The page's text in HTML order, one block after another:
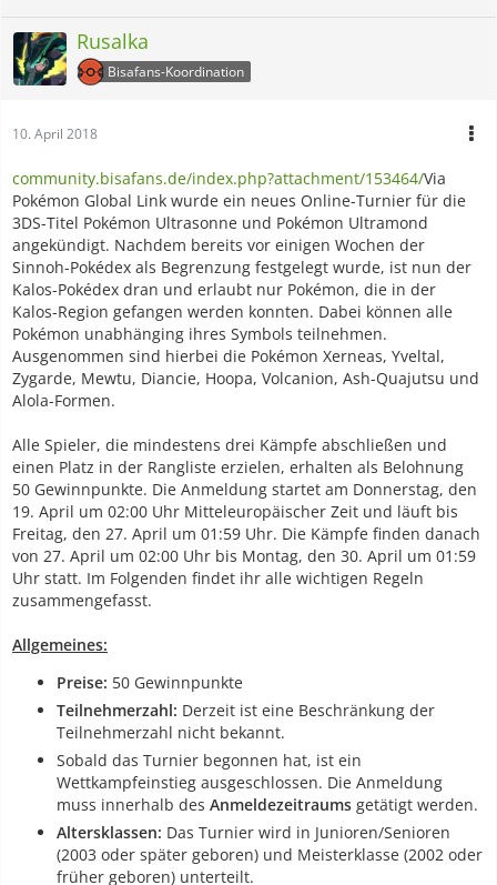
Rusalka
Bisafans-Koordination
10. April 2018
community.bisafans.de/index.php?attachment/153464/Via
Pokémon Global Link wurde ein neues Online-Turnier für die
3DS-Titel Pokémon Ultrasonne und Pokémon Ultramond
angekündigt. Nachdem bereits vor einigen Wochen der
Sinnoh-Pokédex als Begrenzung festgelegt wurde, ist nun der
Kalos-Pokédex dran und erlaubt nur Pokémon, die in der
Kalos-Region gefangen werden konnten. Dabei können alle
Pokémon unabhänging ihres Symbols teilnehmen.
Ausgenommen sind hierbei die Pokémon Xerneas, Yveltal,
Zygarde, Mewtu, Diancie, Hoopa, Volcanion, Ash-Quajutsu und
Alola-Formen.
Alle Spieler, die mindestens drei Kämpfe abschließen und
einen Platz in der Rangliste erzielen, erhalten als Belohnung
50 Gewinnpunkte. Die Anmeldung startet am Donnerstag, den
19. April um 02:00 Uhr Mitteleuropäischer Zeit und läuft bis
Freitag, den 27. April um 01:59 Uhr. Die Kämpfe finden danach
von 27. April um 02:00 Uhr bis Montag, den 30. April um 01:59
Uhr statt. Im Folgenden findet ihr alle wichtigen Regeln
zusammengefasst.
Allgemeines:
Preise: 50 Gewinnpunkte
Teilnehmerzahl: Derzeit ist eine Beschränkung der
Teilnehmerzahl nicht bekannt.
Sobald das Turnier begonnen hat, ist ein
Wettkampfeinstieg ausgeschlossen. Die Anmeldung
muss innerhalb des Anmeldezeitraums getätigt werden.
Altersklassen: Das Turnier wird in Junioren/Senioren
(2003 oder später geboren) und Meisterklasse (2002 oder
früher geboren) unterteilt.